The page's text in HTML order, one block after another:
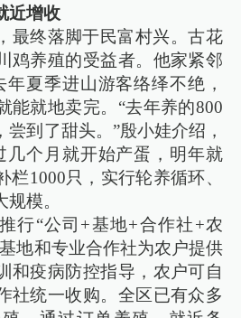
近增收
最终落脚于民富村兴。古花
鸡养殖的受益者。他家紧邻
夏季进山游客络绎不绝，
能就地卖完。“去年养的800
尝到了甜头。”殷小娃介绍，
几个月就开始产蛋，明年就
栏1000只，实行轮养循环、
模。
行“公司+基地+合作社+农
地和专业合作社为农户提供
和疫病防控指导，农户可自
社统一收购。全区已有众多